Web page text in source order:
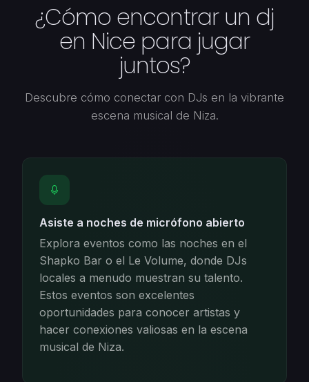
¿Cómo encontrar un dj
en Nice para jugar
juntos?
Descubre cómo conectar con DJs en la vibrante
escena musical de Niza.
Asiste a noches de micrófono abierto
Explora eventos como las noches en el
Shapko Bar o el Le Volume, donde DJs
locales a menudo muestran su talento.
Estos eventos son excelentes
oportunidades para conocer artistas y
hacer conexiones valiosas en la escena
musical de Niza.